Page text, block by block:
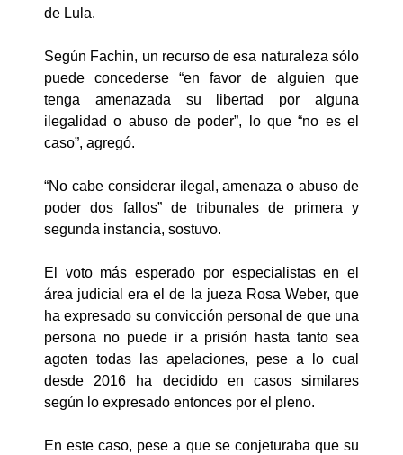
de Lula.
Según Fachin, un recurso de esa naturaleza sólo
puede concederse “en favor de alguien que
tenga amenazada su libertad por alguna
ilegalidad o abuso de poder”, lo que “no es el
caso”, agregó.
“No cabe considerar ilegal, amenaza o abuso de
poder dos fallos” de tribunales de primera y
segunda instancia, sostuvo.
El voto más esperado por especialistas en el
área judicial era el de la jueza Rosa Weber, que
ha expresado su convicción personal de que una
persona no puede ir a prisión hasta tanto sea
agoten todas las apelaciones, pese a lo cual
desde 2016 ha decidido en casos similares
según lo expresado entonces por el pleno.
En este caso, pese a que se conjeturaba que su